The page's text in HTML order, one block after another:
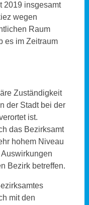
2019 insgesamt
wegen
Raum
es im Zeitraum
Zuständigkeit
der Stadt bei der
ist.
das Bezirksamt
hohem Niveau
Bezirk betreffen.
mit den